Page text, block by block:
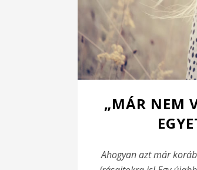
„MÁR NEM
Ahogyan azt már